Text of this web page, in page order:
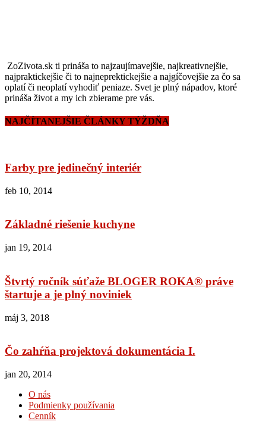
ZoZivota.sk ti prináša to najzaujímavejšie, najkreativnejšie,
najpraktickejšie či to najneprektickejšie a najgíčovejšie za čo sa
oplatí či neoplatí vyhodiť peniaze. Svet je plný nápadov, ktoré
prináša život a my ich zbierame pre vás.
NAJČÍTANEJŠIE ČLÁNKY TÝŽDŇA
Farby pre jedinečný interiér
feb 10, 2014
Základné riešenie kuchyne
jan 19, 2014
Štvrtý ročník súťaže BLOGER ROKA® práve
štartuje a je plný noviniek
máj 3, 2018
Čo zahŕňa projektová dokumentácia I.
jan 20, 2014
O nás
Podmienky používania
Cenník